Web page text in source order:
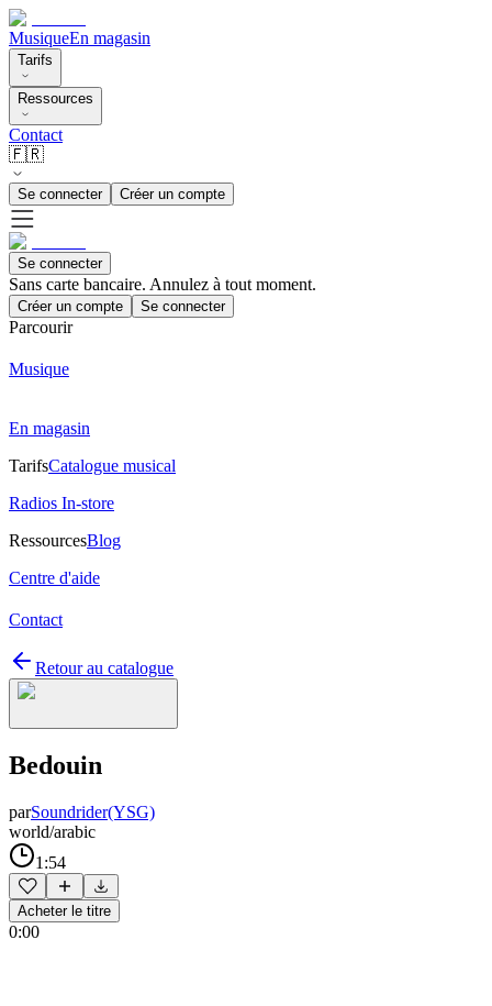
MusiqueEn magasin
Tarifs
Ressources
Contact
🇫🇷
Se connecter Créer un compte
Se connecter
Sans carte bancaire. Annulez à tout moment.
Créer un compte Se connecter
Parcourir
Musique
En magasin
TarifsCatalogue musical
Radios In-store
RessourcesBlog
Centre d'aide
Contact
Retour au catalogue
Bedouin
parSoundrider(YSG)
world/arabic
1:54
Acheter le titre
0:00